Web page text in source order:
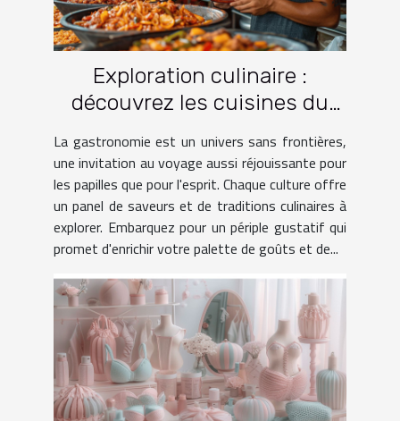
Exploration culinaire :
découvrez les cuisines du
La gastronomie est un univers sans frontières,
une invitation au voyage aussi réjouissante pour
les papilles que pour l'esprit. Chaque culture offre
un panel de saveurs et de traditions culinaires à
explorer. Embarquez pour un périple gustatif qui
promet d'enrichir votre palette de goûts et de...